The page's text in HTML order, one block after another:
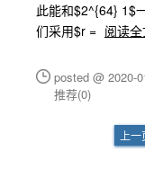
此能和$2^{64} 1$
们采用$r = 阅读
posted @ 2020-
推荐(0)
上